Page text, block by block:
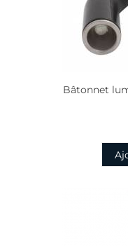
Bâtonnet